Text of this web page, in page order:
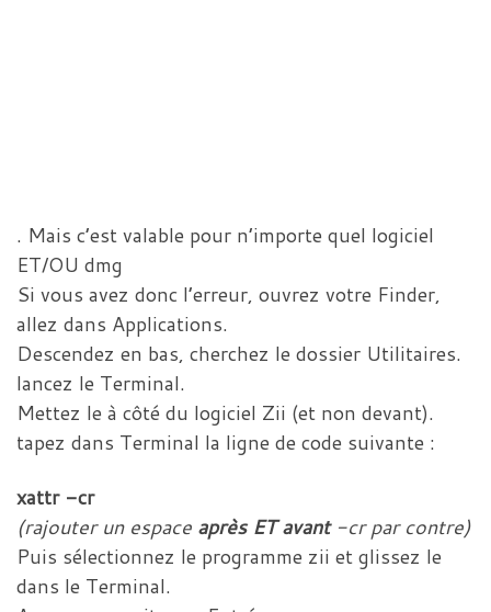
. Mais c’est valable pour n’importe quel logiciel
ET/OU dmg
Si vous avez donc l’erreur, ouvrez votre Finder,
allez dans Applications.
Descendez en bas, cherchez le dossier Utilitaires.
lancez le Terminal.
Mettez le à côté du logiciel Zii (et non devant).
tapez dans Terminal la ligne de code suivante :
xattr -cr
(rajouter un espace après ET avant-cr par contre)
Puis sélectionnez le programme zii et glissez le
dans le Terminal.